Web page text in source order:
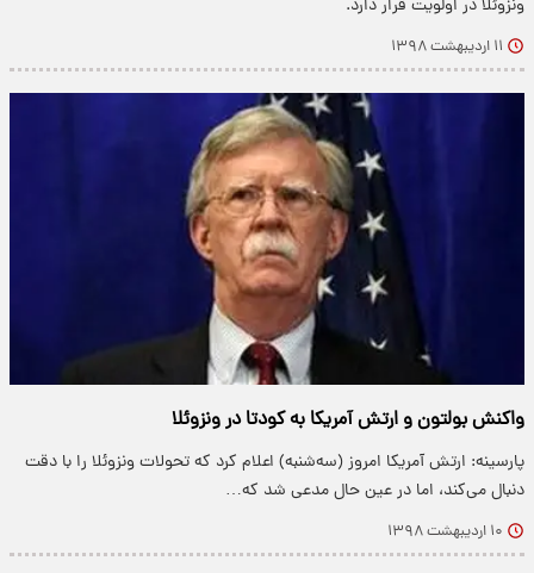
ونزوئلا در اولویت قرار دارد.
۱۱ اردیبهشت ۱۳۹۸
واکنش بولتون و ارتش آمریکا به کودتا در ونزوئلا
پارسینه: ارتش آمریکا امروز (سه‌شنبه) اعلام کرد که تحولات ونزوئلا را با دقت
دنبال می‌کند، اما در عین حال مدعی شد که…
۱۰ اردیبهشت ۱۳۹۸